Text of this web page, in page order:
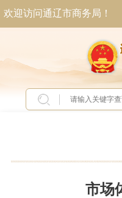
欢迎访问通辽市商务局！
当前位置：首页>政
市场